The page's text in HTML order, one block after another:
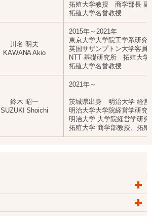
拓殖大学教授 商学部長
拓殖大学名誉教授
川名 明夫
KAWANA Akio
2015年～2021年
東京大学大学院工学系研究
英国サザンプトン大学客員
NTT 基礎研究所 拓殖大
拓殖大学名誉教授
鈴木 昭一
SUZUKI Shoichi
2021年～
茨城県出身 明治大学 経営
明治大学大学院経営学研究
明治大学 大学院経営学研
拓殖大学 商学部教授、拓